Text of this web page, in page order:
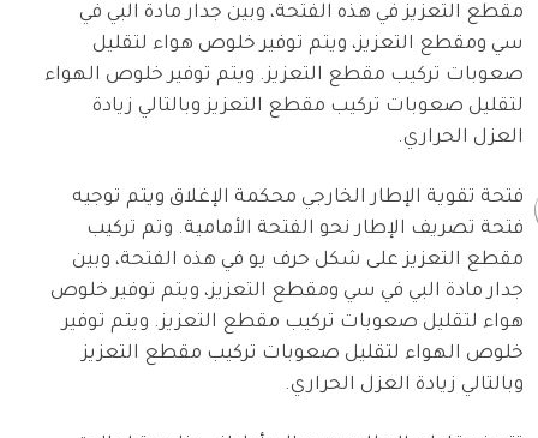
مقطع التعزيز في هذه الفتحة، وبين جدار مادة البي في
سي ومقطع التعزيز، ويتم توفير خلوص هواء لتقليل
صعوبات تركيب مقطع التعزيز. ويتم توفير خلوص الهواء
لتقليل صعوبات تركيب مقطع التعزيز وبالتالي زيادة
العزل الحراري.
فتحة تقوية الإطار الخارجي محكمة الإغلاق ويتم توجيه
فتحة تصريف الإطار نحو الفتحة الأمامية. وتم تركيب
مقطع التعزيز على شكل حرف يو في هذه الفتحة، وبين
جدار مادة البي في سي ومقطع التعزيز، ويتم توفير خلوص
هواء لتقليل صعوبات تركيب مقطع التعزيز. ويتم توفير
خلوص الهواء لتقليل صعوبات تركيب مقطع التعزيز
وبالتالي زيادة العزل الحراري.